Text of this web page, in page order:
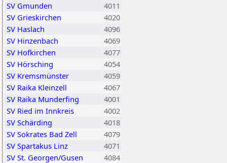
SV Gmunden
4011
SV Grieskirchen
4020
SV Haslach
4096
SV Hinzenbach
4069
SV Hofkirchen
4077
SV Hörsching
4054
SV Kremsmünster
4059
SV Raika Kleinzell
4067
SV Raika Munderfing
4001
SV Ried im Innkreis
4002
SV Schärding
4018
SV Sokrates Bad Zell
4079
SV Spartakus Linz
4071
SV St. Georgen/Gusen
4084